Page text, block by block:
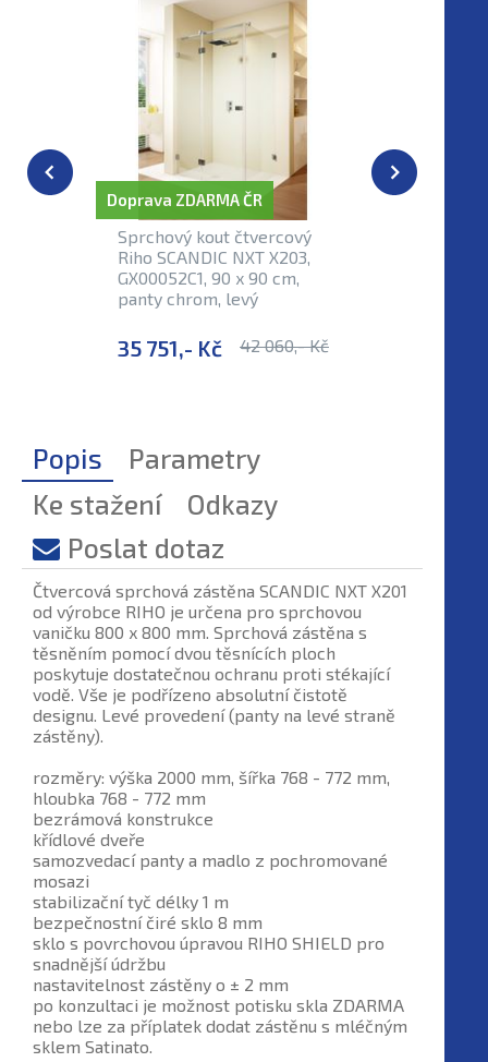
Sprchový kout čtvercový
Riho SCANDIC NXT X203,
GX00052C1, 90 x 90 cm,
panty chrom, levý
35 751,- Kč 42 060,- Kč
Doprava ZDARMA ČR Doprava
Popis
Parametry
Ke stažení
Odkazy
Poslat dotaz
Čtvercová sprchová zástěna SCANDIC NXT X201
od výrobce RIHO je určena pro sprchovou
vaničku 800 x 800 mm. Sprchová zástěna s
těsněním pomocí dvou těsnících ploch
poskytuje dostatečnou ochranu proti stékající
vodě. Vše je podřízeno absolutní čistotě
designu. Levé provedení (panty na levé straně
zástěny).
rozměry: výška 2000 mm, šířka 768 - 772 mm,
hloubka 768 - 772 mm
bezrámová konstrukce
křídlové dveře
samozvedací panty a madlo z pochromované
mosazi
stabilizační tyč délky 1 m
bezpečnostní čiré sklo 8 mm
sklo s povrchovou úpravou RIHO SHIELD pro
snadnější údržbu
nastavitelnost zástěny o ± 2 mm
po konzultaci je možnost potisku skla ZDARMA
nebo lze za příplatek dodat zástěnu s mléčným
sklem Satinato.